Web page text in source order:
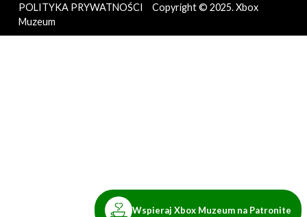
POLITYKA PRYWATNOŚCI
Copyright © 2025. Xbox
Muzeum
Wspieraj Xbox Muzeum na Patronite